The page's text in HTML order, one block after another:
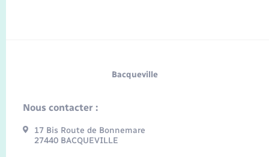
Bacqueville
Nous contacter :
17 Bis Route de Bonnemare
27440 BACQUEVILLE